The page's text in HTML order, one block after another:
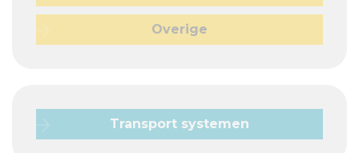
Overige
Transport systemen